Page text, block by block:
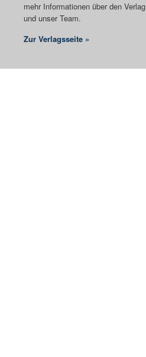
mehr Informationen über den Verlag
und unser Team.
Zur Verlagsseite »